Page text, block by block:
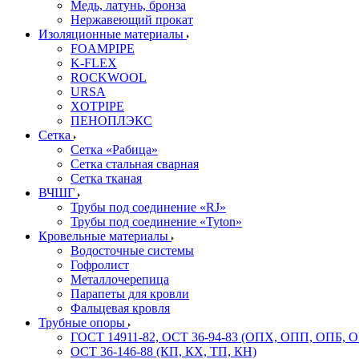
Медь, латунь, бронза
Нержавеющий прокат
Изоляционные материалы
FOAMPIPE
K-FLEX
ROCKWOOL
URSA
XOTPIPE
ПЕНОПЛЭКС
Сетка
Сетка «Рабица»
Сетка стальная сварная
Сетка тканая
ВЧШГ
Трубы под соединение «RJ»
Трубы под соединение «Tyton»
Кровельные материалы
Водосточные системы
Гофролист
Металлочерепица
Парапеты для кровли
Фальцевая кровля
Трубные опоры
ГОСТ 14911-82, ОСТ 36-94-83 (ОПХ, ОПП, ОПБ,
ОСТ 36-146-88 (КП, КХ, ТП, КН)